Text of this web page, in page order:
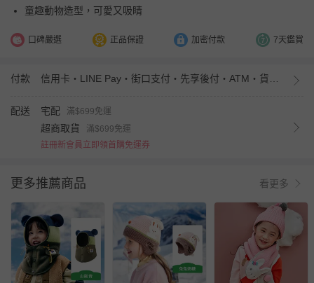
童趣動物造型，可愛又吸睛
口碑嚴選 正品保證 加密付款 7天鑑賞
付款
配送 宅配 滿$699免運
超商取貨
滿$699免運
註冊新會員立即領首購免運券
更多推薦商品 看更多